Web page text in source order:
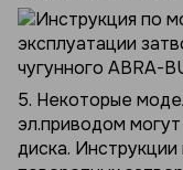
5. Некоторые
эл.приводом
диска.